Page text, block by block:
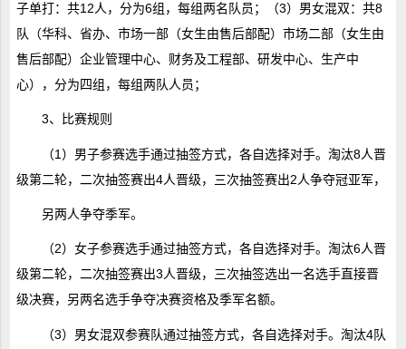
子单打：共12人，分为6组，每组两名队员；（3）男女混双：共8
队（华科、省办、市场一部（女生由售后部配）市场二部（女生由
售后部配）企业管理中心、财务及工程部、研发中心、生产中
心），分为四组，每组两队人员；
3、比赛规则
（1）男子参赛选手通过抽签方式，各自选择对手。淘汰8人晋
级第二轮，二次抽签赛出4人晋级，三次抽签赛出2人争夺冠亚军，
另两人争夺季军。
（2）女子参赛选手通过抽签方式，各自选择对手。淘汰6人晋
级第二轮，二次抽签赛出3人晋级，三次抽签选出一名选手直接晋
级决赛，另两名选手争夺决赛资格及季军名额。
（3）男女混双参赛队通过抽签方式，各自选择对手。淘汰4队